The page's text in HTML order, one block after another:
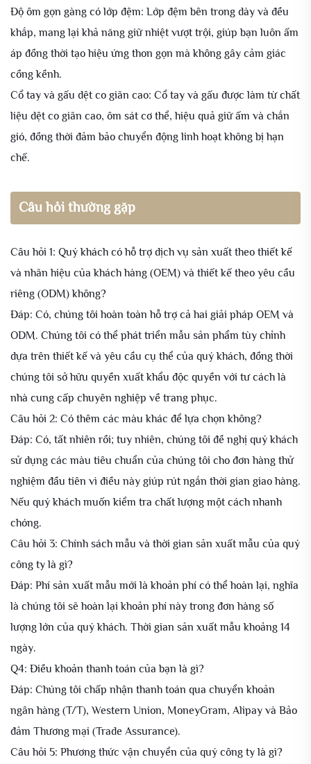
Độ ôm gọn gàng có lớp đệm: Lớp đệm bên trong dày và đều
khắp, mang lại khả năng giữ nhiệt vượt trội, giúp bạn luôn ấm
áp đồng thời tạo hiệu ứng thon gọn mà không gây cảm giác
cồng kềnh.
Cổ tay và gấu dệt co giãn cao: Cổ tay và gấu được làm từ chất
liệu dệt co giãn cao, ôm sát cơ thể, hiệu quả giữ ấm và chắn
gió, đồng thời đảm bảo chuyển động linh hoạt không bị hạn
chế.
Câu hỏi thường gặp
Câu hỏi 1: Quý khách có hỗ trợ dịch vụ sản xuất theo thiết kế
và nhãn hiệu của khách hàng (OEM) và thiết kế theo yêu cầu
riêng (ODM) không?
Đáp: Có, chúng tôi hoàn toàn hỗ trợ cả hai giải pháp OEM và
ODM. Chúng tôi có thể phát triển mẫu sản phẩm tùy chỉnh
dựa trên thiết kế và yêu cầu cụ thể của quý khách, đồng thời
chúng tôi sở hữu quyền xuất khẩu độc quyền với tư cách là
nhà cung cấp chuyên nghiệp về trang phục.
Câu hỏi 2: Có thêm các màu khác để lựa chọn không?
Đáp: Có, tất nhiên rồi; tuy nhiên, chúng tôi đề nghị quý khách
sử dụng các màu tiêu chuẩn của chúng tôi cho đơn hàng thử
nghiệm đầu tiên vì điều này giúp rút ngắn thời gian giao hàng.
Nếu quý khách muốn kiểm tra chất lượng một cách nhanh
chóng.
Câu hỏi 3: Chính sách mẫu và thời gian sản xuất mẫu của quý
công ty là gì?
Đáp: Phí sản xuất mẫu mới là khoản phí có thể hoàn lại, nghĩa
là chúng tôi sẽ hoàn lại khoản phí này trong đơn hàng số
lượng lớn của quý khách. Thời gian sản xuất mẫu khoảng 14
ngày.
Q4: Điều khoản thanh toán của bạn là gì?
Đáp: Chúng tôi chấp nhận thanh toán qua chuyển khoản
ngân hàng (T/T), Western Union, MoneyGram, Alipay và Bảo
đảm Thương mại (Trade Assurance).
Câu hỏi 5: Phương thức vận chuyển của quý công ty là gì?